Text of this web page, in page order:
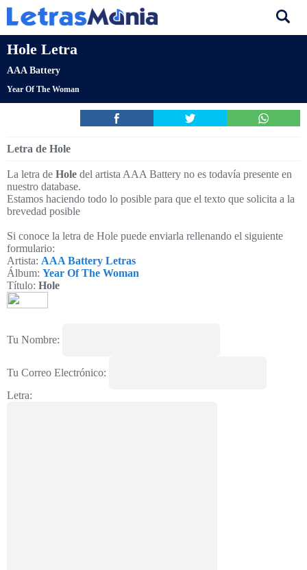
Hole Letra
AAA Battery
Year Of The Woman
Letra de Hole
La letra de Hole del artista AAA Battery no es todavía presente en
nuestro database.
Estamos haciendo todo lo posible para que el texto que solicita a la
brevedad posible
Si conoce la letra de Hole puede enviarla rellenando el siguiente
formulario:
Artista: AAA Battery Letras
Álbum: Year Of The Woman
Título: Hole
Tu Nombre:
Tu Correo Electrónico:
Letra: